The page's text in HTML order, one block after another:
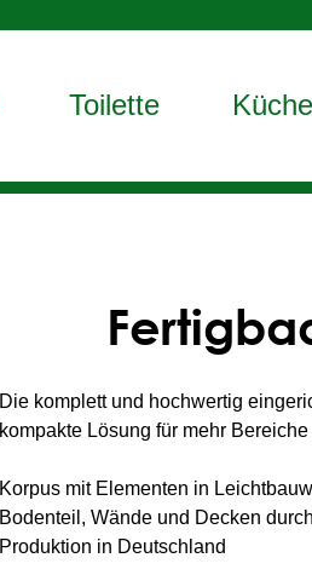
Toilette Küche
Die komplett und hochwertig
kompakte Lösung für mehr
Korpus mit Elementen in
Bodenteil, Wände und Decken
Produktion in Deutschland